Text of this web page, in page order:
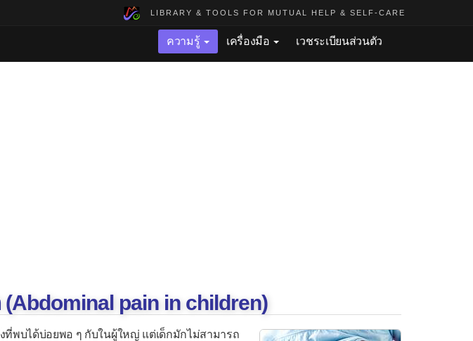
LIBRARY & TOOLS FOR MUTUAL HELP & SELF-CARE
ความรู้ เครื่องมือ เวชระเบียนส่วนตัว
(Abdominal pain in children)
ที่พบได้บ่อยพอ ๆ กับในผู้ใหญ่ แต่เด็กมักไม่สามารถ